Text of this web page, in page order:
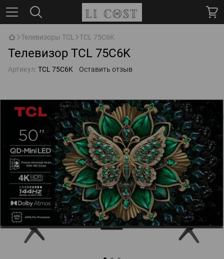
Телевизоры TCL TCL 75C6K
Телевизор TCL 75C6K
Артикул: TCL 75C6K Оставить отзыв